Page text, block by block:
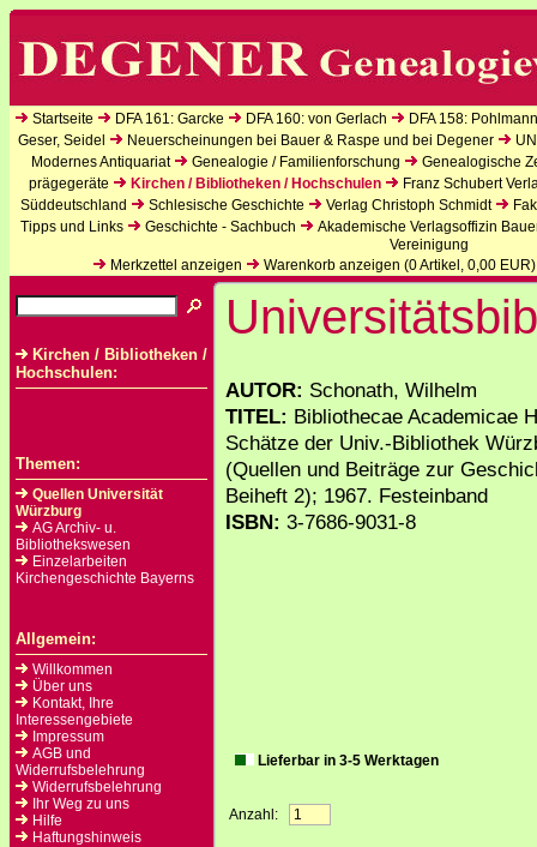
Startseite DFA 161: Garcke DFA 160: von Gerlach
DFA 158:
Geser, Seidel
Neuerscheinungen bei Bauer & Raspe und bei Degener
Modernes Antiquariat
Genealogie / Familienforschung
Genealogische
prägegeräte
Kirchen / Bibliotheken / Hochschulen
Franz Schubert
Süddeutschland
Schlesische Geschichte Verlag Christoph Schmidt
Tipps und Links
Geschichte - Sachbuch
Akademische Verlagsoffizin
Vereinigung
Merkzettel anzeigen
Warenkorb anzeigen (0Artikel, 0,00 EUR)
Kirchen / Bibliotheken /
Hochschulen:
Themen:
Quellen Universität
Würzburg
AG Archiv- u.
Bibliothekswesen
Einzelarbeiten
Kirchengeschichte Bayerns
Allgemein:
Willkommen
Über uns
Kontakt, Ihre
Interessengebiete
Impressum
AGB und
Widerrufsbelehrung
Widerrufsbelehrung
Ihr Weg zu uns
Hilfe
Haftungshinweis
AUTOR: Schonath, Wilhelm
TITEL: Bibliothecae Academicae
Schätze der Univ.-Bibliothek
(Quellen und Beiträge zur
Beiheft 2); 1967. Festeinband
ISBN: 3-7686-9031-8
Lieferbar in 3-5 Werktagen
Anzahl: